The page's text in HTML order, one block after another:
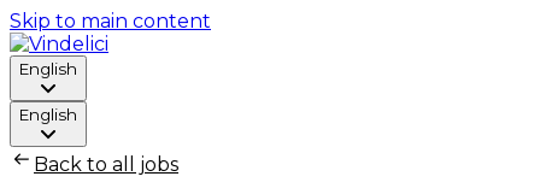
Skip to main content
English
English
Back to all jobs